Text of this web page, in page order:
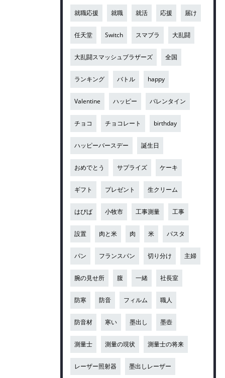
就職応援 就職 就活 応援 届け
任天堂 Switch スマブラ 大乱闘
大乱闘スマッシュブラザーズ 全国
ランキング バトル happy
Valentine ハッピー バレンタイン
チョコ チョコレート birthday
ハッピーバースデー 誕生日
おめでとう サプライズ ケーキ
ギフト プレゼント 生クリーム
はぴば 小牧市 工事測量 工事
設置 肉と米 肉 米 パスタ
パン フランスパン 切り分け 主婦
腕の見せ所 腹 一緒 社長室
防寒 防音 フィルム 職人
防音材 寒い 墨出し 墨壺
測量士 測量の現状 測量士の将来
レーザー照射器 墨出しレーザー